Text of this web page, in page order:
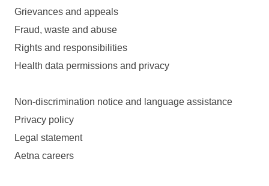
Grievances and appeals
Fraud, waste and abuse
Rights and responsibilities
Health data permissions and privacy
Non-discrimination notice and language assistance
Privacy policy
Legal statement
Aetna careers